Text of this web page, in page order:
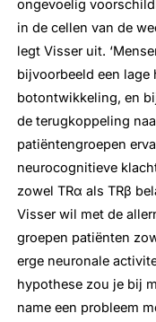
ongevoelig
in de cellen van de
legt Visser uit.
bijvoorbeeld een lage
botontwikkeling, en
de terugkoppeling
patiëntengroepen
neurocognitieve
zowel TRα als TRβ
Visser wil met de
groepen patiënten
erge neuronale
hypothese zou je bij
name een probleem